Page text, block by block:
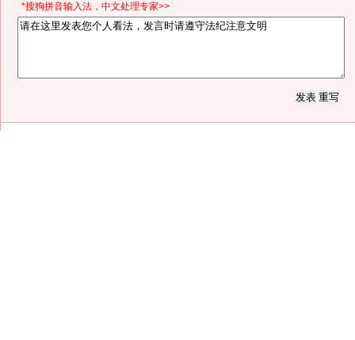
*搜狗拼音输入法，中文处理专家>>